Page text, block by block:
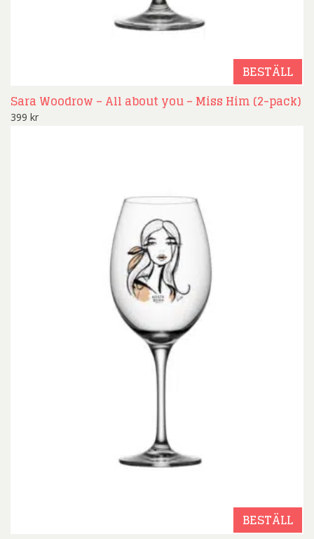
BESTÄLL
Sara Woodrow – All about you – Miss Him (2-pack)
399 kr
BESTÄLL